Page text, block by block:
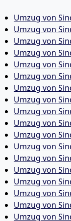
Umzug von
Umzug von
Umzug von
Umzug von
Umzug von
Umzug von
Umzug von
Umzug von
Umzug von
Umzug von
Umzug von
Umzug von
Umzug von
Umzug von
Umzug von
Umzug von
Umzug von
Umzug von